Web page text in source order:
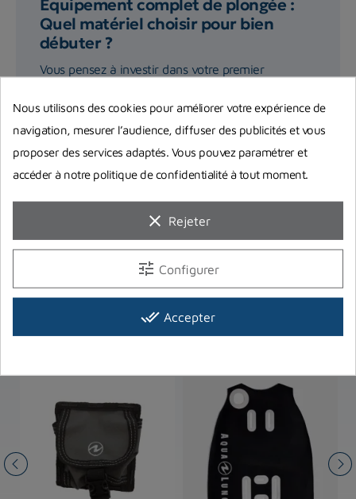
Equipement complet de plongée :
Quel matériel choisir pour bien
débuter ?
Vous pensez à investir dans votre premier
toutes vos interrogations et...
Lire la suite
Vous aimerez aussi
Nous utilisons des cookies pour améliorer votre expérience de
navigation, mesurer l’audience, diffuser des publicités et vous
proposer des services adaptés. Vous pouvez paramétrer et
accéder à notre politique de confidentialité à tout moment.
clear Rejeter
tune Configurer
done_all Accepter